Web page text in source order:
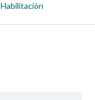
Habilitación